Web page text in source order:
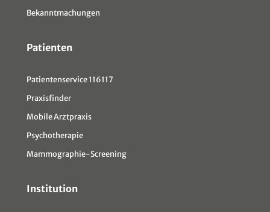
Bekanntmachungen
Patienten
Patientenservice 116117
Praxisfinder
Mobile Arztpraxis
Psychotherapie
Mammographie-Screening
Institution